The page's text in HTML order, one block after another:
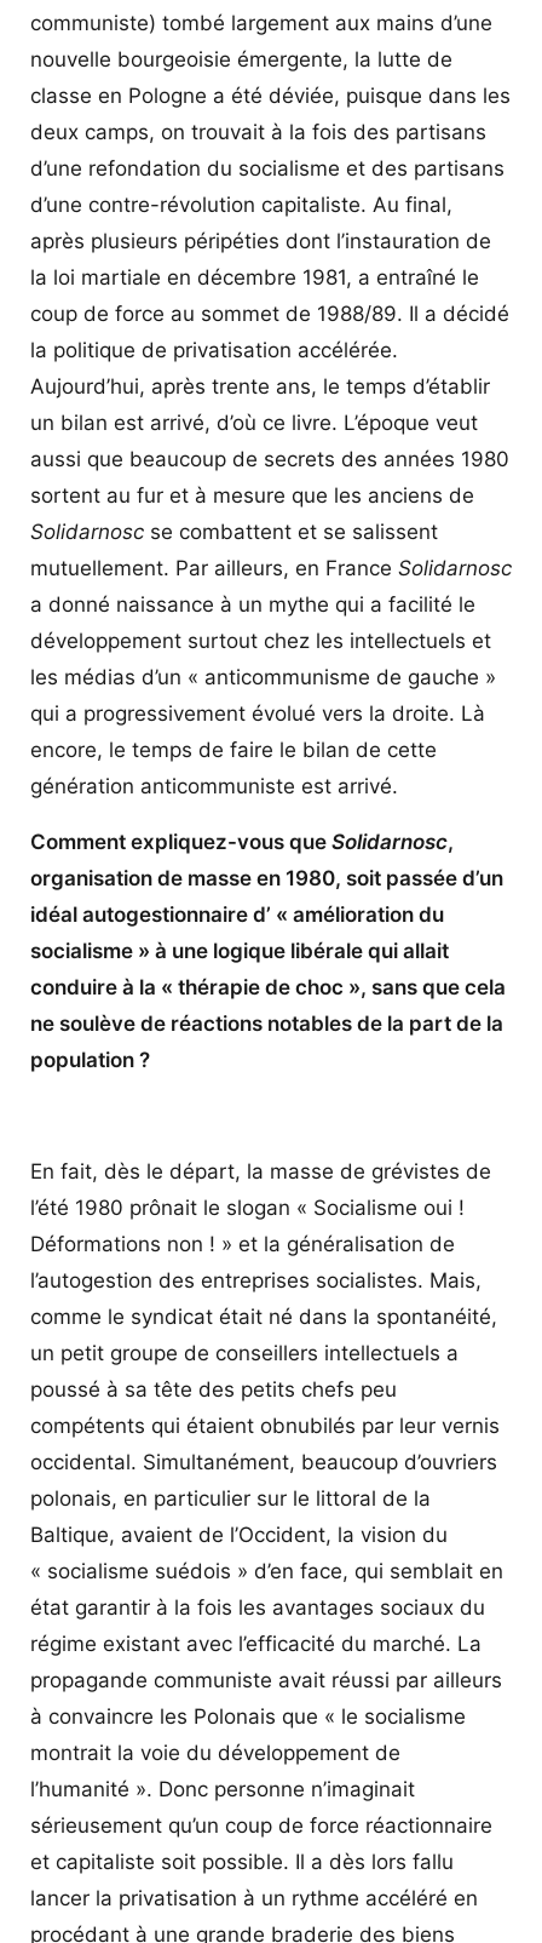
communiste) tombé largement aux mains d’une
nouvelle bourgeoisie émergente, la lutte de
classe en Pologne a été déviée, puisque dans les
deux camps, on trouvait à la fois des partisans
d’une refondation du socialisme et des partisans
d’une contre-révolution capitaliste. Au final,
après plusieurs péripéties dont l’instauration de
la loi martiale en décembre 1981, a entraîné le
coup de force au sommet de 1988/89. Il a décidé
la politique de privatisation accélérée.
Aujourd’hui, après trente ans, le temps d’établir
un bilan est arrivé, d’où ce livre. L’époque veut
aussi que beaucoup de secrets des années 1980
sortent au fur et à mesure que les anciens de
Solidarnosc se combattent et se salissent
mutuellement. Par ailleurs, en France Solidarnosc
a donné naissance à un mythe qui a facilité le
développement surtout chez les intellectuels et
les médias d’un « anticommunisme de gauche »
qui a progressivement évolué vers la droite. Là
encore, le temps de faire le bilan de cette
génération anticommuniste est arrivé.
Comment expliquez-vous que Solidarnosc,
organisation de masse en 1980, soit passée d’un
idéal autogestionnaire d’ « amélioration du
socialisme » à une logique libérale qui allait
conduire à la « thérapie de choc », sans que cela
ne soulève de réactions notables de la part de la
population ?
En fait, dès le départ, la masse de grévistes de
l’été 1980 prônait le slogan « Socialisme oui !
Déformations non ! » et la généralisation de
l’autogestion des entreprises socialistes. Mais,
comme le syndicat était né dans la spontanéité,
un petit groupe de conseillers intellectuels a
poussé à sa tête des petits chefs peu
compétents qui étaient obnubilés par leur vernis
occidental. Simultanément, beaucoup d’ouvriers
polonais, en particulier sur le littoral de la
Baltique, avaient de l’Occident, la vision du
« socialisme suédois » d’en face, qui semblait en
état garantir à la fois les avantages sociaux du
régime existant avec l’efficacité du marché. La
propagande communiste avait réussi par ailleurs
à convaincre les Polonais que « le socialisme
montrait la voie du développement de
l’humanité ». Donc personne n’imaginait
sérieusement qu’un coup de force réactionnaire
et capitaliste soit possible. Il a dès lors fallu
lancer la privatisation à un rythme accéléré en
procédant à une grande braderie des biens